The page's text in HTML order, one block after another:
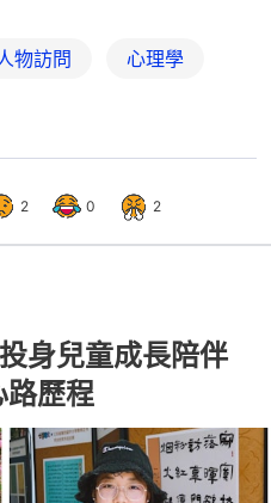
物訪問 心理學
2 0 2
身兒童成長陪伴
歷程